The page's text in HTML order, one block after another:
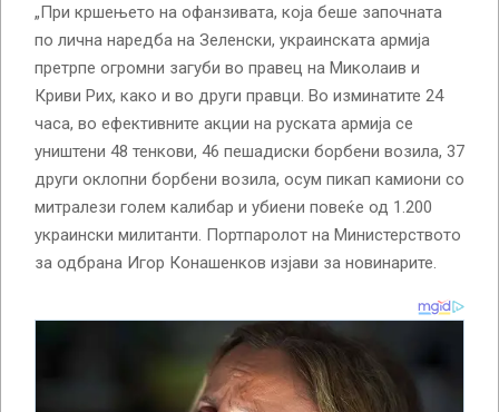
„При кршењето на офанзивата, која беше започната
по лична наредба на Зеленски, украинската армија
претрпе огромни загуби во правец на Миколаив и
Криви Рих, како и во други правци. Во изминатите 24
часа, во ефективните акции на руската армија се
уништени 48 тенкови, 46 пешадиски борбени возила, 37
други оклопни борбени возила, осум пикап камиони со
митралези голем калибар и убиени повеќе од 1.200
украински милитанти. Портпаролот на Министерството
за одбрана Игор Конашенков изјави за новинарите.